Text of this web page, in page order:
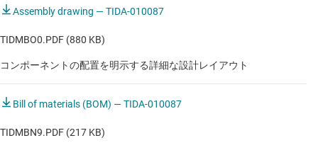
バッテリ セルの形成とテスト機器
バッテリ セルの形成とテスト機器
バッテリ セルの形成とテスト機器
バッテリ セルの形成とテスト機器
バッテリ セルの形成とテスト機器
Assembly drawing — TIDA-010087
TIDMBO0.PDF (880 KB)
コンポーネントの配置を明示する詳細な設計レイアウト
Bill of materials (BOM) — TIDA-010087
TIDMBN9.PDF (217 KB)